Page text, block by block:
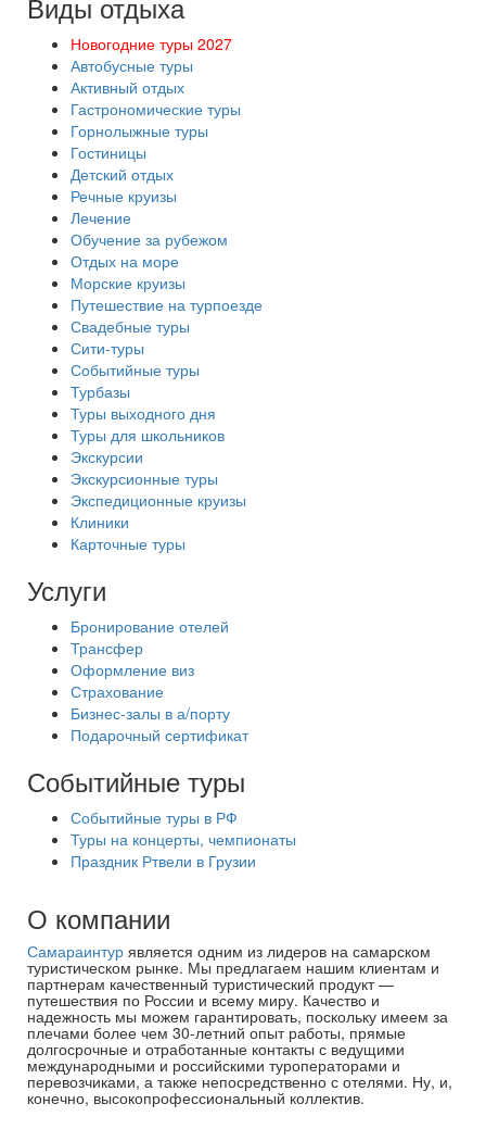
Новогодние туры 2027
Автобусные туры
Активный отдых
Гастрономические туры
Горнолыжные туры
Гостиницы
Детский отдых
Речные круизы
Лечение
Обучение за рубежом
Отдых на море
Морские круизы
Путешествие на турпоезде
Свадебные туры
Сити-туры
Событийные туры
Турбазы
Туры выходного дня
Туры для школьников
Экскурсии
Экскурсионные туры
Экспедиционные круизы
Клиники
Карточные туры
Услуги
Бронирование отелей
Трансфер
Оформление виз
Страхование
Бизнес-залы в а/порту
Подарочный сертификат
Событийные туры
Событийные туры в РФ
Туры на концерты, чемпионаты
Праздник Ртвели в Грузии
О компании
Самараинтур является одним из лидеров на самарском
туристическом рынке. Мы предлагаем нашим клиентам и
партнерам качественный туристический продукт —
путешествия по России и всему миру. Качество и
надежность мы можем гарантировать, поскольку имеем за
плечами более чем 30-летний опыт работы, прямые
долгосрочные и отработанные контакты с ведущими
международными и российскими туроператорами и
перевозчиками, а также непосредственно с отелями. Ну, и,
конечно, высокопрофессиональный коллектив.